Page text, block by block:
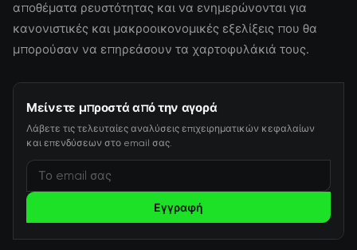
αποθέματα ρευστότητας και να ενημερώνονται για
κανονιστικές και μακροοικονομικές εξελίξεις που θα
μπορούσαν να επηρεάσουν τα χαρτοφυλάκιά τους.
Μείνετε μπροστά από την αγορά
Λάβετε τις τελευταίες αναλύσεις επιχειρηματικών κεφαλαίων
και επενδύσεων στο email σας.
Εγγραφή